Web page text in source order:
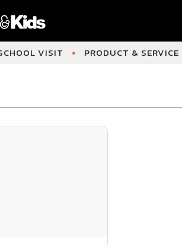
VISIT PRODUCT & SERVICE